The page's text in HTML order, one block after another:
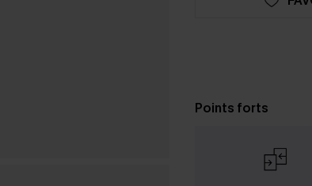
Points forts